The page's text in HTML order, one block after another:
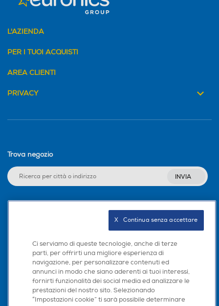
L'AZIENDA
PER I TUOI ACQUISTI
AREA CLIENTI
PRIVACY
Trova negozio
INVIA
Scarica la nostra app
Ci serviamo di queste tecnologie, anche di terze
parti, per offrirti una migliore esperienza di
navigazione, per personalizzare contenuti ed
annunci in modo che siano aderenti ai tuoi interessi,
fornirti funzionalità dei social media ed analizzare le
prestazioni del nostro sito. Selezionando
“Impostazioni cookie” ti sarà possibile determinare
X   Continua senza accettare